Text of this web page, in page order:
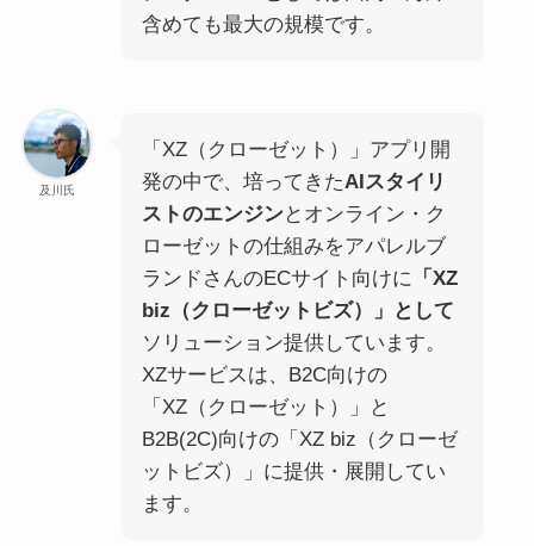
含めても最大の規模です。
及川氏
「XZ（クローゼット）」アプリ開
発の中で、培ってきたAIスタイリ
ストのエンジンとオンライン・ク
ローゼットの仕組みをアパレルブ
ランドさんのECサイト向けに 「XZ
biz（クローゼットビズ）」として
ソリューション提供しています。
XZサービスは、B2C向けの
「XZ（クローゼット）」と
B2B(2C)向けの「XZ biz（クローゼ
ットビズ）」に提供・展開してい
ます。